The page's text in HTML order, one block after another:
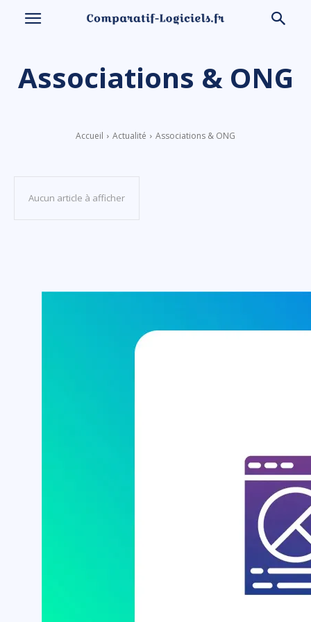
Associations & ONG
Accueil Actualité Associations & ONG
Aucun article à afficher